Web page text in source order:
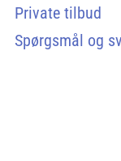
Private tilbud
Spørgsmål og